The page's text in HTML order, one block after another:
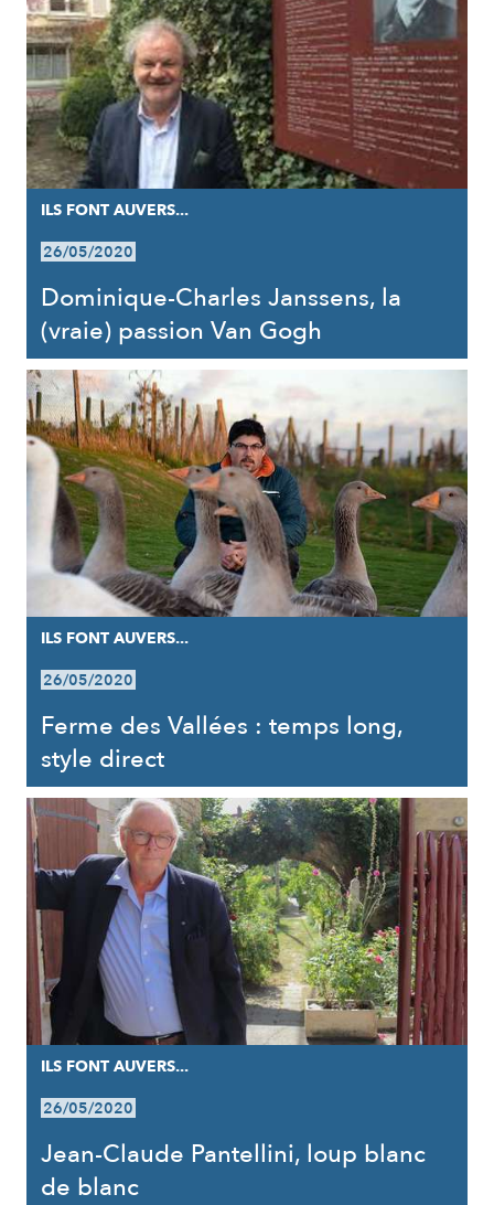
ILS FONT AUVERS...
26/05/2020
Dominique-Charles Janssens, la
(vraie) passion Van Gogh
ILS FONT AUVERS...
26/05/2020
Ferme des Vallées : temps long,
style direct
ILS FONT AUVERS...
26/05/2020
Jean-Claude Pantellini, loup blanc
de blanc